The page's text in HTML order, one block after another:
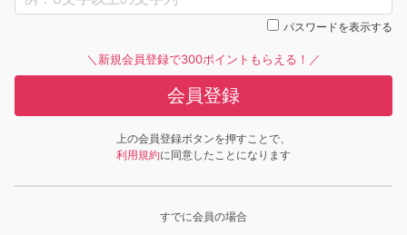
パスワードを表示する
＼新規会員登録で300ポイントもらえる！／
会員登録
上の会員登録ボタンを押すことで、
利用規約に同意したことになります
すでに会員の場合